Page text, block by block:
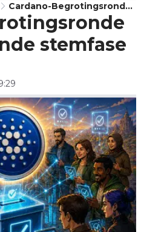
Cardano-Begrotingsronde
Gaat Beslissende
Stemfase In
stemfase